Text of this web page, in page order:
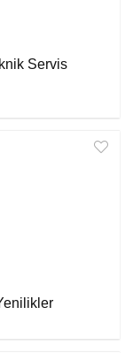
Servis